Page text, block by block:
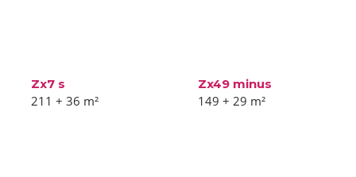
Zx7 s
211 + 36 m²
Zx49 minus
149 + 29 m²